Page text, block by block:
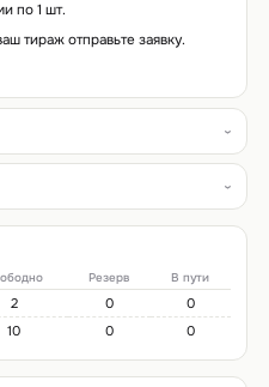
по 1 шт.
тираж отправьте заявку.
Резерв В пути
2 0
0
10 0 0